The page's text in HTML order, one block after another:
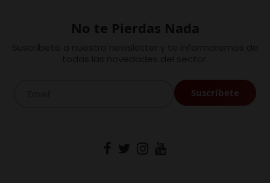
No te Pierdas Nada